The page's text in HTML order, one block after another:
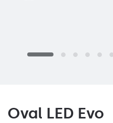
Oval LED Evo